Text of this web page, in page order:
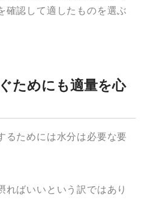
確認して適したものを選ぶ
ためにも適量を心
るためには水分は必要な要
ればいいという訳ではあり